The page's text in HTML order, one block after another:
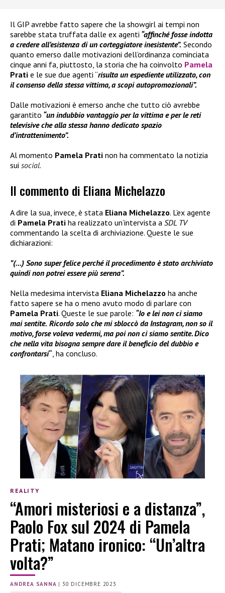
Il GIP avrebbe fatto sapere che la showgirl ai tempi non
sarebbe stata truffata dalle ex agenti “affinché fosse indotta
a credere all’esistenza di un corteggiatore inesistente”. Secondo
quanto emerso dalle motivazioni dell’ordinanza cominciata
cinque anni fa, piuttosto, la storia che ha coinvolto Pamela
Prati e le sue due agenti “risulta un espediente utilizzato, con
il consenso della stessa vittima, a scopi autopromozionali”.
Dalle motivazioni è emerso anche che tutto ciò avrebbe
garantito “un indubbio vantaggio per la vittima e per le reti
televisive che alla stessa hanno dedicato spazio
d’intrattenimento”.
Al momento Pamela Prati non ha commentato la notizia
sui social.
Il commento di Eliana Michelazzo
A dire la sua, invece, è stata Eliana Michelazzo. L’ex agente
di Pamela Prati ha realizzato un’intervista a SDL TV
commentando la scelta di archiviazione. Queste le sue
dichiarazioni:
”(…) Sono super felice perché il procedimento è stato archiviato
quindi non potrei essere più serena”.
Nella medesima intervista Eliana Michelazzo ha anche
fatto sapere se ha o meno avuto modo di parlare con
Pamela Prati. Queste le sue parole: “Io e lei non ci siamo
mai sentite. Ricordo solo che mi sbloccò da Instagram, non so il
motivo, forse voleva vedermi, ma poi non ci siamo sentite. Dico
che nella vita bisogna sempre dare il beneficio del dubbio e
confrontarsi“, ha concluso.
REALITY
“Amori misteriosi e a distanza”,
Paolo Fox sul 2024 di Pamela
Prati; Matano ironico: “Un’altra
volta?”
ANDREA SANNA |30 DICEMBRE 2023